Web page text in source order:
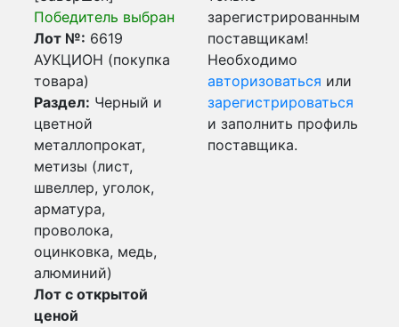
Победитель выбран
Лот №: 6619
АУКЦИОН (покупка
товара)
Раздел: Черный и
цветной
металлопрокат,
метизы (лист,
швеллер, уголок,
арматура,
проволока,
оцинковка, медь,
алюминий)
Лот с открытой
ценой
зарегистрированным
поставщикам!
Необходимо
авторизоваться или
зарегистрироваться
и заполнить профиль
поставщика.